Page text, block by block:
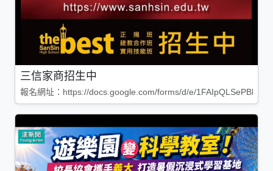
三信家商招生中
報名網址：https://docs.google.com/forms/d/e/